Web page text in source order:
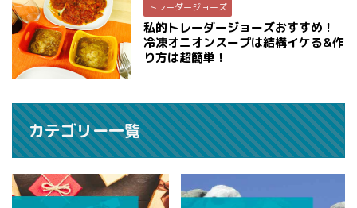
トレーダージョーズ
私的トレーダージョーズおすすめ！
冷凍オニオンスープは結構イケる&作
り方は超簡単！
カテゴリー一覧